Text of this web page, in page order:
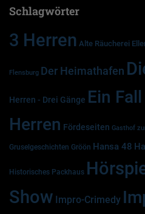
Schlagwörter
3 Herren Alte Räucherei
Flensburg Der Heimathafen
Herren - Drei Gänge Ein
Herren Fördeseiten Gasthof
Gruselgeschichten Gröön Hansa 48
Historisches Packhaus
Show Impro-Crimedy